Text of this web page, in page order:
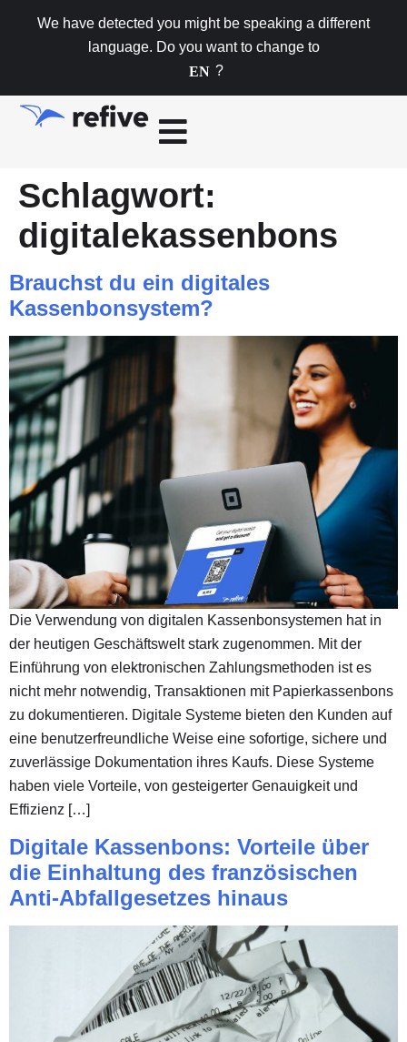
We have detected you might be speaking a different
language. Do you want to change to
EN ?
Schlagwort:
digitalekassenbons
Brauchst du ein digitales
Kassenbonsystem?
Die Verwendung von digitalen Kassenbonsystemen hat in
der heutigen Geschäftswelt stark zugenommen. Mit der
Einführung von elektronischen Zahlungsmethoden ist es
nicht mehr notwendig, Transaktionen mit Papierkassenbons
zu dokumentieren. Digitale Systeme bieten den Kunden auf
eine benutzerfreundliche Weise eine sofortige, sichere und
zuverlässige Dokumentation ihres Kaufs. Diese Systeme
haben viele Vorteile, von gesteigerter Genauigkeit und
Effizienz […]
Digitale Kassenbons: Vorteile über
die Einhaltung des französischen
Anti-Abfallgesetzes hinaus